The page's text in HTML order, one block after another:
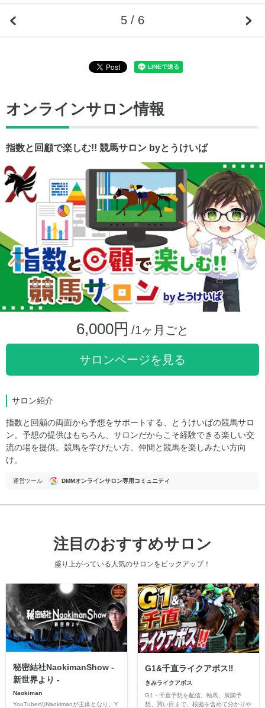
5 / 6
オンラインサロン情報
指数と回顧で楽しむ!! 競馬サロン byとうけいば
6,000円 /1ヶ月ごと
サロンページを見る
サロン紹介
指数と回顧の両面から予想をサポートする、とうけいばの競馬サロ
ン。予想の提供はもちろん、サロンだからこそ経験できる楽しい交
流の場を提供。競馬を学びたい方、仲間と競馬を楽しみたい方向
け。
運営ツール DMMオンラインサロン専用コミュニティ
注目のおすすめサロン
盛り上がっている人気のサロンをピックアップ！
秘密結社NaokimanShow -
新世界より -
Naokiman
YouTuberのNaokimanが主体となり、Y
G1&千直ライクアボス‼️
きみライクアボス
G1・千直予想を配信。軸馬、展開予
想、買い目まで、根拠を含めて分かりや